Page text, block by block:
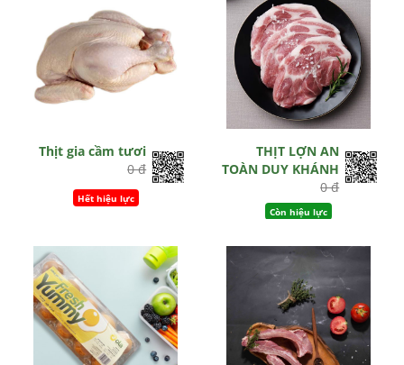
Thịt gia cầm tươi
0 đ
Hết hiệu lực
THỊT LỢN AN
TOÀN DUY KHÁNH
0 đ
Còn hiệu lực